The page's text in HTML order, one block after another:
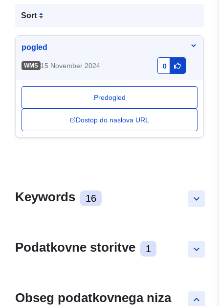
Sort
pogled
WMS 15 November 2024 0
Predogled
Dostop do naslova URL
keyboard_arrow_down
Keywords 16
keyboard_arrow_down
Podatkovne storitve 1
keyboard_arrow_up
Obseg podatkovnega niza